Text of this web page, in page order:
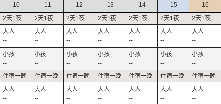
10
--
--
--
11
--
--
--
12
--
--
--
13
--
--
--
14
--
--
--
15
--
--
--
16
--
--
--